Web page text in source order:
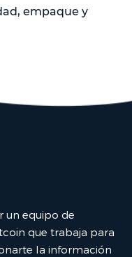
empaque y
un equipo de
que trabaja para
la información